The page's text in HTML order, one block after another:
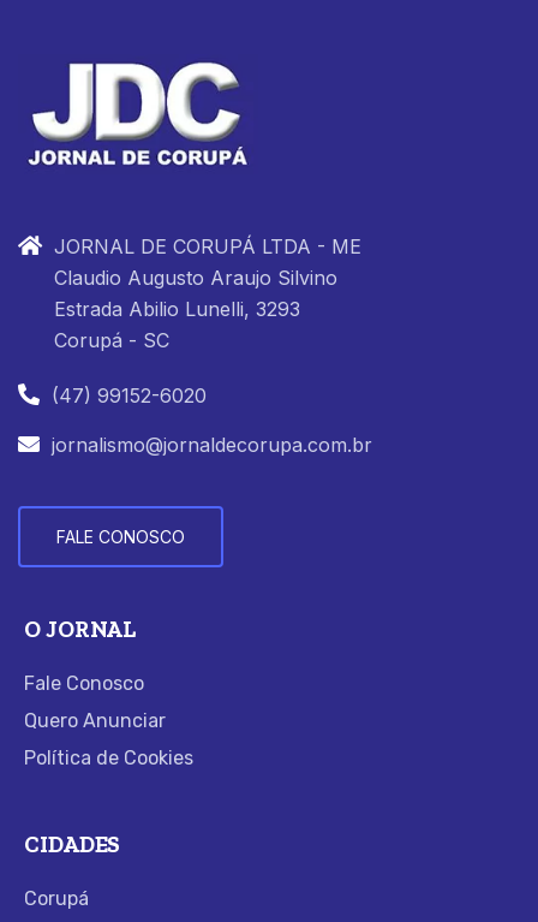
JORNAL DE CORUPÁ LTDA - ME
Claudio Augusto Araujo Silvino
Estrada Abilio Lunelli, 3293
Corupá - SC
(47) 99152-6020
jornalismo@jornaldecorupa.com.br
FALE CONOSCO
O JORNAL
Fale Conosco
Quero Anunciar
Política de Cookies
CIDADES
Corupá